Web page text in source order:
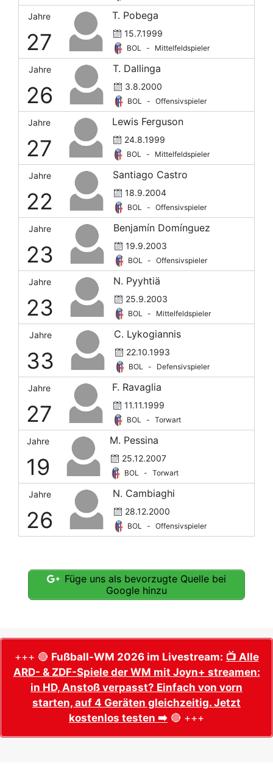
Jahre
27
T. Pobega
15.7.1999
BOL - Mittelfeldspieler
Jahre
26
T. Dallinga
3.8.2000
BOL - Offensivspieler
Jahre
27
Lewis Ferguson
24.8.1999
BOL - Mittelfeldspieler
Jahre
22
Santiago Castro
18.9.2004
BOL - Offensivspieler
Jahre
23
Benjamín Domínguez
19.9.2003
BOL - Offensivspieler
Jahre
23
N. Pyyhtiä
25.9.2003
BOL - Mittelfeldspieler
Jahre
33
C. Lykogiannis
22.10.1993
BOL - Defensivspieler
Jahre
27
F. Ravaglia
11.11.1999
BOL - Torwart
Jahre
19
M. Pessina
25.12.2007
BOL - Torwart
Jahre
26
N. Cambiaghi
28.12.2000
BOL - Offensivspieler
Füge uns als bevorzugte Quelle bei
Google hinzu
+++ 🔴 Fußball-WM 2026 im Livestream: 📺 Alle
ARD- & ZDF-Spiele der WM mit Joyn+ streamen:
in HD, Anstoß verpasst? Einfach von vorn
starten, auf 4 Geräten gleichzeitig. Jetzt
kostenlos testen ➡️ 🔴 +++